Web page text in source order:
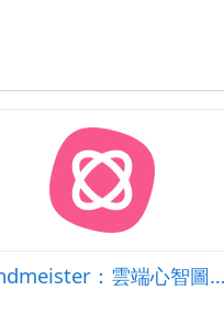
mindmeister：雲端心智圖軟體